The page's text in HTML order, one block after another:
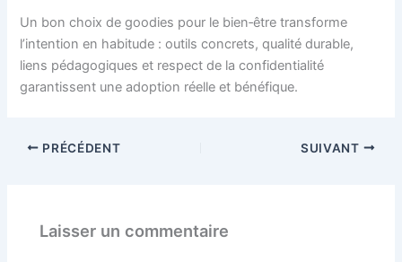
Un bon choix de goodies pour le bien‑être transforme
l’intention en habitude : outils concrets, qualité durable,
liens pédagogiques et respect de la confidentialité
garantissent une adoption réelle et bénéfique.
PRÉCÉDENT SUIVANT
Laisser un commentaire